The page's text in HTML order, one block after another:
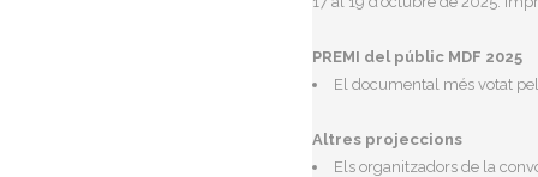
PREMI del públic MDF 2025
El documental més votat
Altres projeccions
Els organitzadors de la